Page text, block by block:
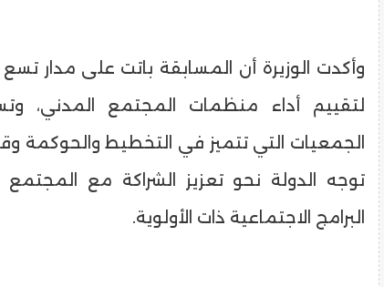
وأكدت الوزيرة أن المسابقة باتت على مدار تسع
لتقييم أداء منظمات المجتمع المدني،
الجمعيات التي تتميز في التخطيط والحوكمة
توجه الدولة نحو تعزيز الشراكة مع
البرامج الاجتماعية ذات الأولوية.